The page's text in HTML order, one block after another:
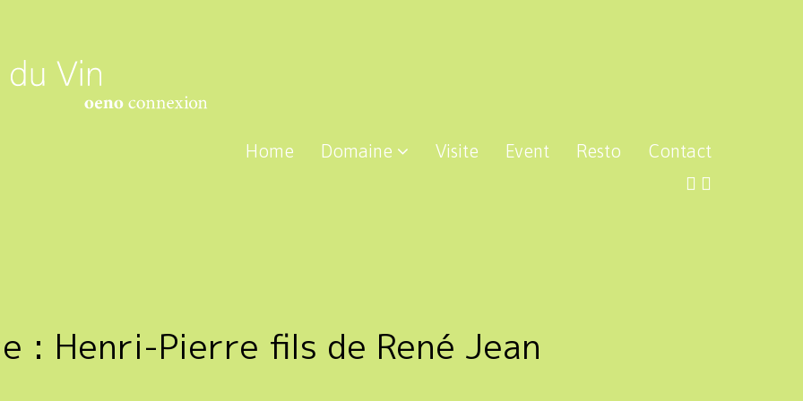
Home Domaine Visite Event Resto Contact
: Henri-Pierre fils de René Jean